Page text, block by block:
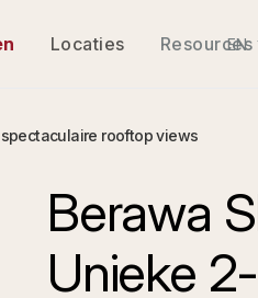
Locaties Resources
EN
rooftop views
Berawa
Unieke 2-